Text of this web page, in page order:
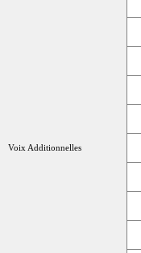
Voix Additionnelles